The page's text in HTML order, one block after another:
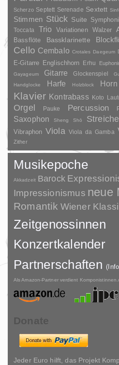
Scherzo Septett Serenade Sextett
Stimmen Stück Suite
Toccata Trio Variationen Walzer
Bassflöte Bassklarinette
Cello Cembalo Crotales Daegeum
E-Gitarre Englischhorn Erhu
Gayageum
Gitarre Glockenspiel
Handglocke
Harfe Holzblock Horn
Klavier Kontrabass Koto
Orgel Pauke Percussion
Saxophon Sheng Shō
Vibraphon Viola Viola da Gamba
Zither
Musikepoche
Akkadzeit Barock
Impressionismus neue
Romantik Wiener
Zeitgenossinnen
Konzertkalender
Partnerschaften
Als Amazon-Partner verdient
Donate
Jeder Euro hilft, das Projekt